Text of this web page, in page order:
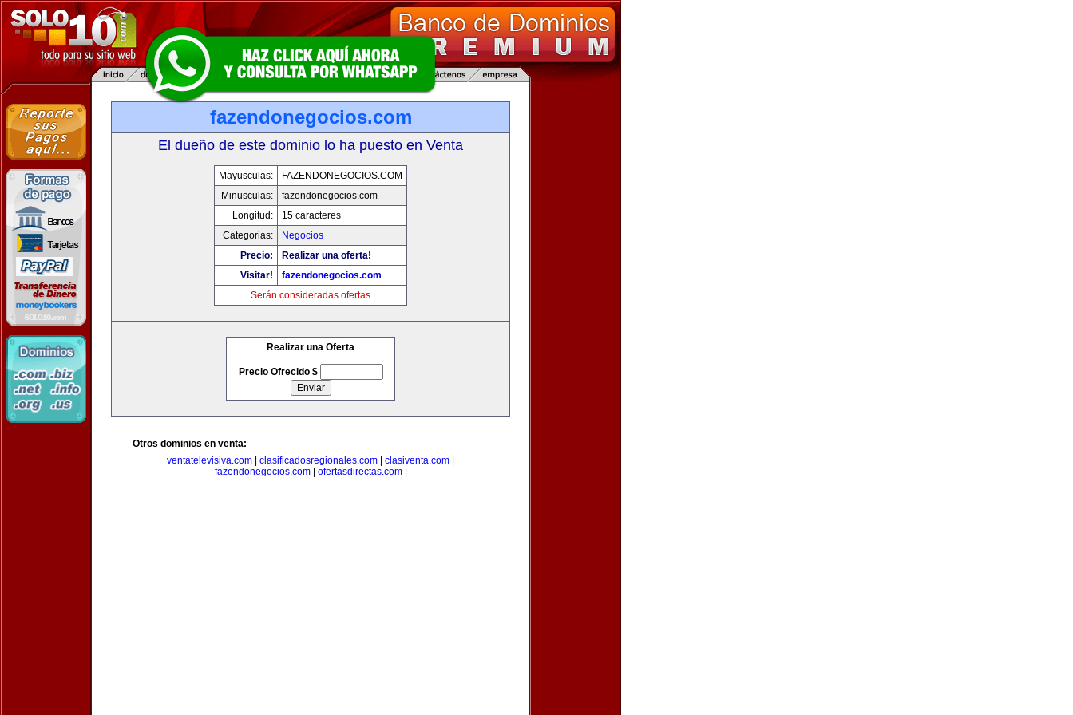
fazendonegocios.com
El dueño de este dominio lo ha puesto en Venta
Mayusculas:
FAZENDONEGOCIOS.COM
Minusculas:
fazendonegocios.com
Longitud:
15 caracteres
Categorias:
Negocios
Precio:
Realizar una oferta!
Visitar!
fazendonegocios.com
Serán consideradas ofertas
Realizar una Oferta
Precio Ofrecido $
Otros dominios en venta:
ventatelevisiva.com
clasificadosregionales.com clasiventa.com
fazendonegocios.com| ofertasdirectas.com|